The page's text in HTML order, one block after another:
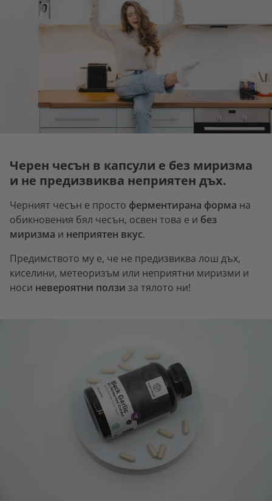
Черен чесън в капсули е без миризма
и не предизвиква неприятен дъх.
Черният чесън е просто ферментирана форма на
обикновения бял чесън, освен това е и без
миризма и неприятен вкус.
Предимството му е, че не предизвиква лош дъх,
киселини, метеоризъм или неприятни миризми и
носи невероятни ползи за тялото ни!